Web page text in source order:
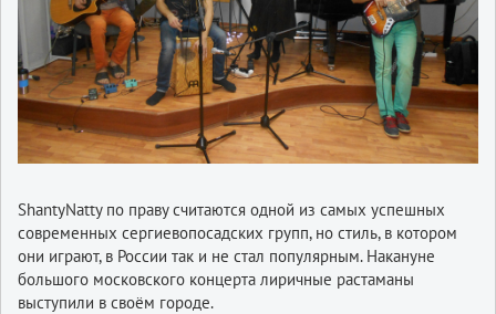
ShantyNatty по праву считаются одной из самых успешных
современных сергиевопосадских групп, но стиль, в котором
они играют, в России так и не стал популярным. Накануне
большого московского концерта лиричные растаманы
выступили в своём городе.